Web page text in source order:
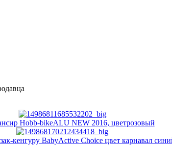
Hobb-bikeALU NEW 2016, цветрозовый
кенгуру BabyActive Choice цвет карнавал